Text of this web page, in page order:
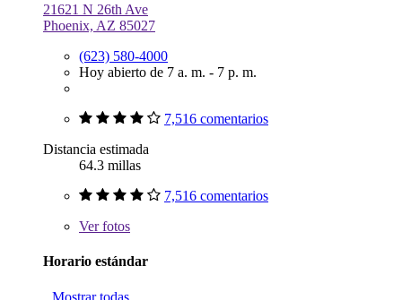
21621 N 26th Ave
Phoenix, AZ 85027
(623) 580-4000
Hoy abierto de 7 a. m. - 7 p. m.
7,516 comentarios
Distancia estimada
64.3 millas
7,516 comentarios
Verfotos
Horario estándar
Mostrar todas